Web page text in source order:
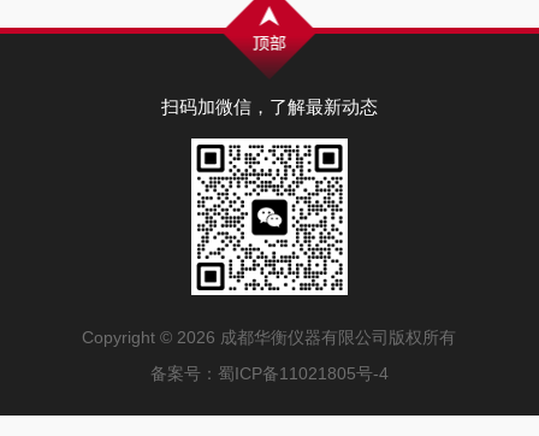
扫码加微信，了解最新动态
Copyright © 2026 成都华衡仪器有限公司版权所有
备案号： 蜀ICP备11021805号-4